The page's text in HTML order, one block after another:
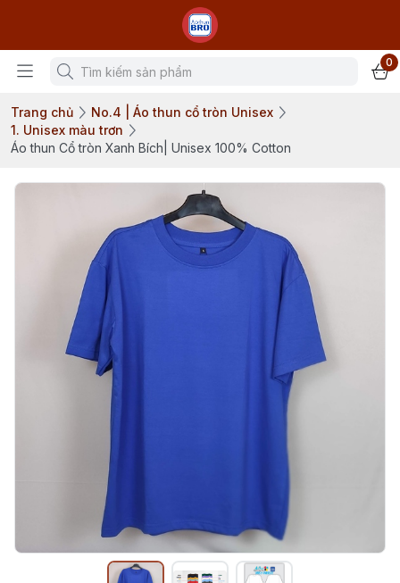
0
Trang chủ
No.4 | Áo thun cổ tròn Unisex
1. Unisex màu trơn
Áo thun Cổ tròn Xanh Bích| Unisex 100% Cotton